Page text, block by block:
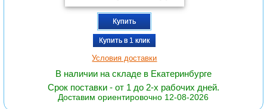
Купить
Купить в 1 клик
Условия доставки
В наличии на складе в Екатеринбурге
Срок поставки - от 1 до 2-х рабочих дней.
Доставим ориентировочно 12-08-2026